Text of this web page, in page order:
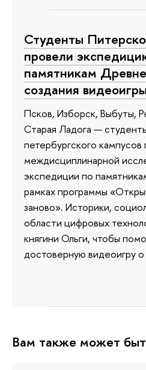
Студенты
провели
памятникам
создания видеоигры
Псков, Изборск, Выбуты,
Старая Ладога —
петербургского кампусов
междисциплинарной
экспедиции по
рамках программы
заново». Историки,
области цифровых
княгини Ольги, чтобы
достоверную видеоигру
Вам также может